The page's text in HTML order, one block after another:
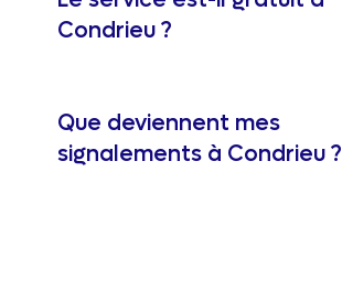
Condrieu ?
Que deviennent mes
signalements à Condrieu ?